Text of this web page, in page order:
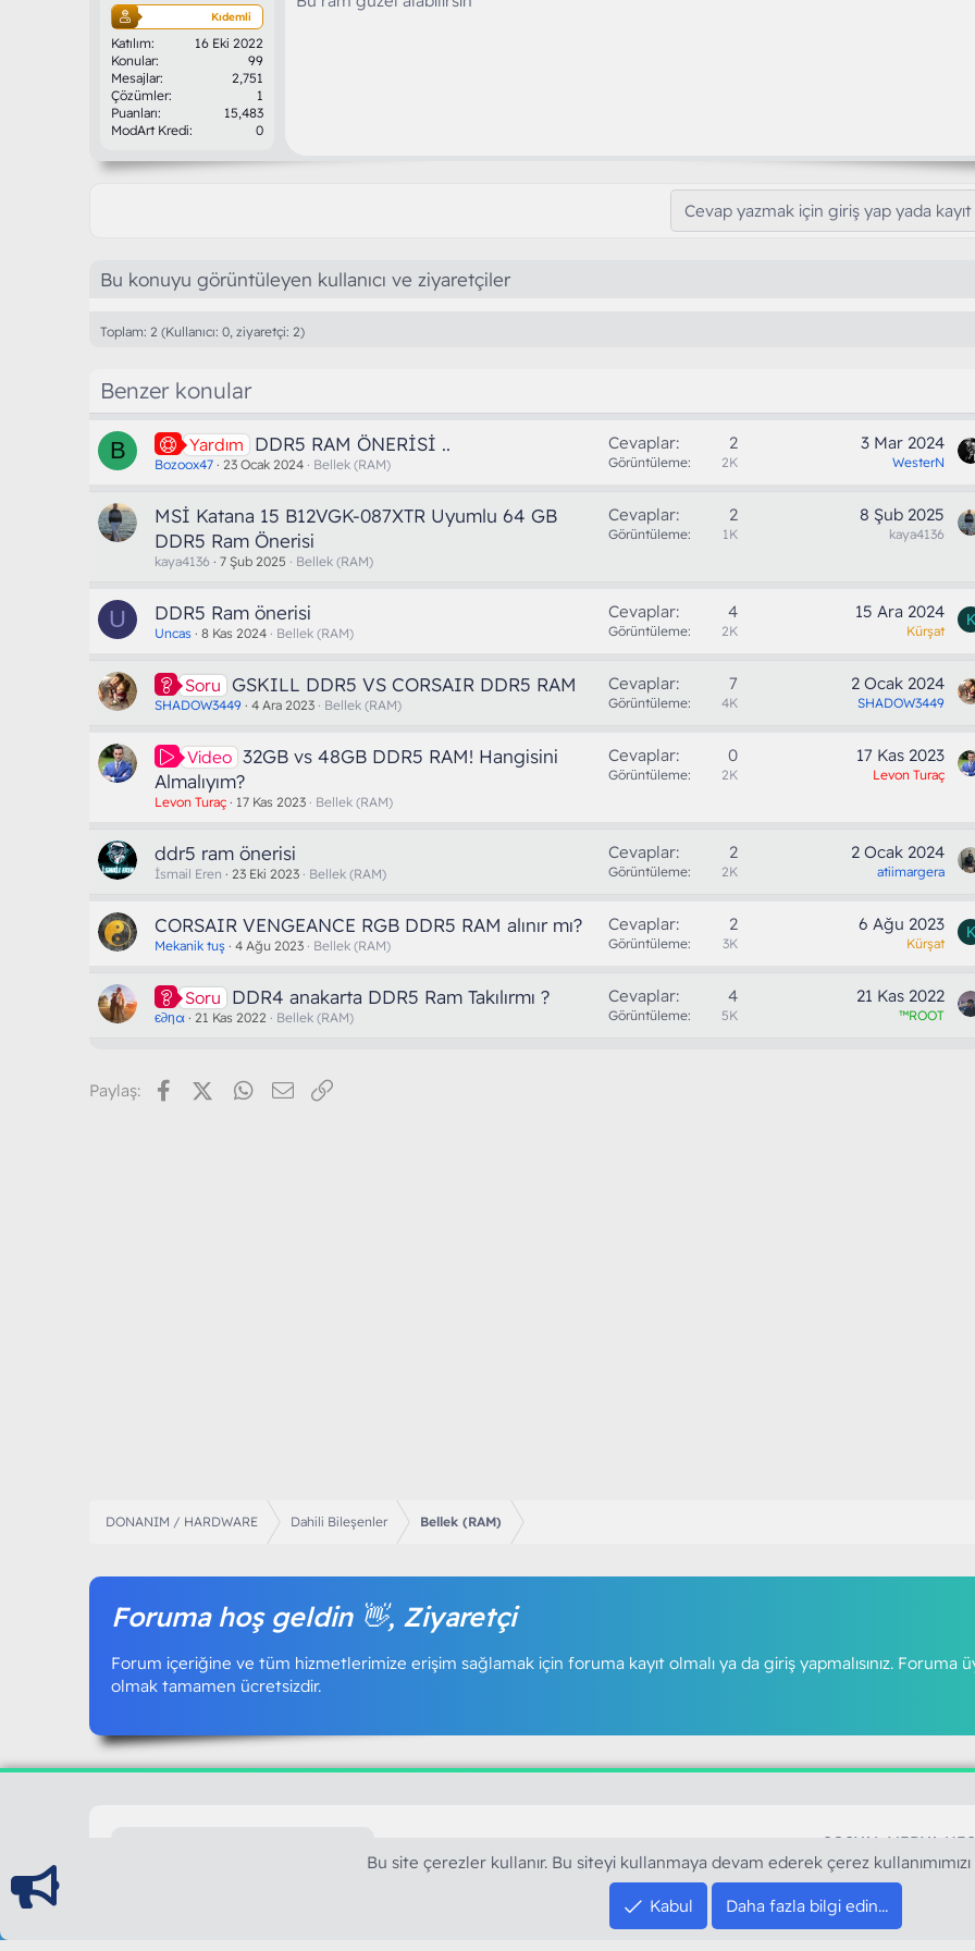
Kıdemli
Katılım
16 Eki 2022
Konular
99
Mesajlar
2,751
Çözümler
1
Puanları
15,483
ModArt Kredi
0
Cevap yazmak için giriş yap yada
Bu konuyu görüntüleyen kullanıcı ve ziyaretçiler
Toplam: 2 (Kullanıcı: 0, ziyaretçi: 2)
Benzer konular
B Yardım DDR5 RAM ÖNERİSİ ..
Bozoox47 23 Ocak 2024 Bellek (RAM)
Cevaplar 2
Görüntüleme 2K
3 Mar 2024
WesterN
MSİ Katana 15 B12VGK-087XTR Uyumlu 64 GB
DDR5 Ram Önerisi
kaya4136 7 Şub 2025 Bellek (RAM)
Cevaplar 2
Görüntüleme 1K
8 Şub 2025
kaya4136
U DDR5 Ram önerisi
Uncas 8 Kas 2024 Bellek (RAM)
Cevaplar 4
Görüntüleme 2K
15 Ara 2024
Kürşat
K
Soru GSKILL DDR5 VS CORSAIR DDR5 RAM
SHADOW3449 4 Ara 2023 Bellek (RAM)
Cevaplar 7
Görüntüleme 4K
2 Ocak 2024
SHADOW3449
Video 32GB vs 48GB DDR5 RAM! Hangisini
Almalıyım?
Levon Turaç 17 Kas 2023 Bellek (RAM)
Cevaplar 0
Görüntüleme 2K
17 Kas 2023
Levon Turaç
ddr5 ram önerisi
İsmail Eren 23 Eki 2023 Bellek (RAM)
Cevaplar 2
Görüntüleme 2K
2 Ocak 2024
atiimargera
CORSAIR VENGEANCE RGB DDR5 RAM alınır mı?
Mekanik tuş 4 Ağu 2023 Bellek (RAM)
Cevaplar 2
Görüntüleme 3K
6 Ağu 2023
Kürşat
K
Soru DDR4 anakarta DDR5 Ram Takılırmı ?
є∂ηα 21 Kas 2022 Bellek (RAM)
Cevaplar 4
Görüntüleme 5K
21 Kas 2022
™ROOT
Paylaş: FacebookX (Twitter)WhatsApp
E-posta
DONANIM / HARDWARE Dahili Bileşenler Bellek (RAM)
Foruma hoş geldin 👋, Ziyaretçi
Forum içeriğine ve tüm hizmetlerimize erişim sağlamak için foruma kayıt olmalı ya da giriş yapmalısınız. Foruma
olmak tamamen ücretsizdir.
Teknolojiyi Görsellikle Buluşturanların Ortak Adresi sloganı ile kurduğumuz ModArt PC 2016
SOSYAL MEDYA
YouTube
Instagram
Facebook
Bu site çerezler kullanır. Bu siteyi kullanmaya devam ederek çerez
Kabul Daha fazla bilgi edin…